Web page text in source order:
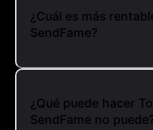
¿Cuál es más
SendFame?
¿Qué puede hacer
SendFame no